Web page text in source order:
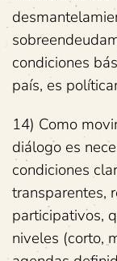
condiciones
país, es
14) Como
diálogo es
condiciones
transparentes,
participativos,
niveles (corto,